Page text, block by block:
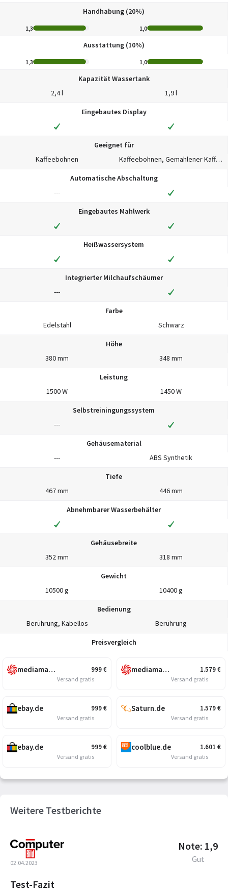
Handhabung (20%)
1,3 1,0
Ausstattung (10%)
1,3 1,0
Kapazität Wassertank
2,4 l
1,9 l
Eingebautes Display
Geeignet für
Kaffeebohnen
Kaffeebohnen, Gemahlener Kaffee
Automatische Abschaltung
---
Eingebautes Mahlwerk
Heißwassersystem
Integrierter Milchaufschäumer
---
Farbe
Edelstahl
Schwarz
Höhe
380 mm
348 mm
Leistung
1500 W
1450 W
Selbstreiningungssystem
---
Gehäusematerial
---
ABS Synthetik
Tiefe
467 mm
446 mm
Abnehmbarer Wasserbehälter
Gehäusebreite
352 mm
318 mm
Gewicht
10500 g
10400 g
Bedienung
Berührung, Kabellos
Berührung
Preisvergleich
999€
mediamarkt.de
Versand gratis
999€
ebay.de
Versand gratis
999€
ebay.de
Versand gratis
1.579€
mediamarkt.de
Versand gratis
1.579€
Saturn.de
Versand gratis
1.601 €
coolblue.de
Versand gratis
Weitere Testberichte
02.04.2023
Note: 1,9
Gut
Test-Fazit